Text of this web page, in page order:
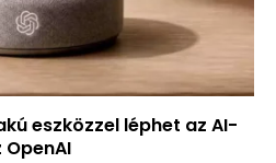
eszközzel léphet az AI-